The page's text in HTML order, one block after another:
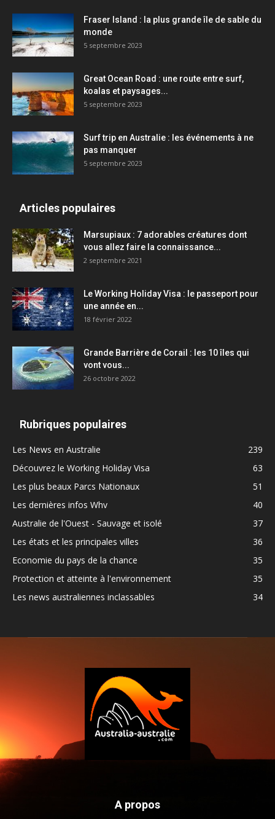
Fraser Island : la plus grande île de sable du
monde
5 septembre 2023
Great Ocean Road : une route entre surf,
koalas et paysages...
5 septembre 2023
Surf trip en Australie : les événements à ne
pas manquer
5 septembre 2023
Articles populaires
Marsupiaux : 7 adorables créatures dont
vous allez faire la connaissance...
2 septembre 2021
Le Working Holiday Visa : le passeport pour
une année en...
18 février 2022
Grande Barrière de Corail : les 10 îles qui
vont vous...
26 octobre 2022
Rubriques populaires
Les News en Australie
239
Découvrez le Working Holiday Visa
63
Les plus beaux Parcs Nationaux
51
Les dernières infos Whv
40
Australie de l'Ouest - Sauvage et isolé
37
Les états et les principales villes
36
Economie du pays de la chance
35
Protection et atteinte à l'environnement
35
Les news australiennes inclassables
34
A propos